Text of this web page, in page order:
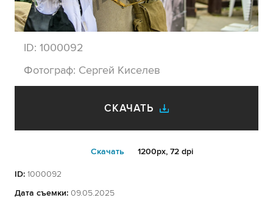
ID: 1000092
Фотограф: Сергей Киселев
СКАЧАТЬ
Cкачать 1200px, 72 dpi
ID: 1000092
Дата съемки: 09.05.2025